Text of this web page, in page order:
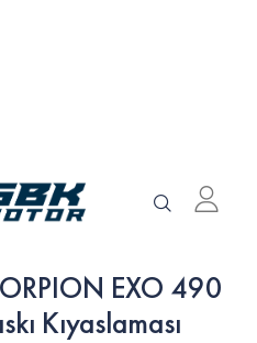
EXO 490
Kıyaslaması